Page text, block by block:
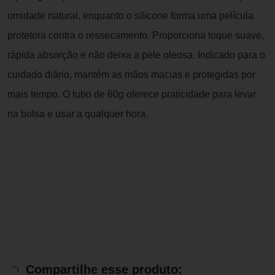
umidade natural, enquanto o silicone forma uma película
protetora contra o ressecamento. Proporciona toque suave,
rápida absorção e não deixa a pele oleosa. Indicado para o
cuidado diário, mantém as mãos macias e protegidas por
mais tempo. O tubo de 60g oferece praticidade para levar
na bolsa e usar a qualquer hora.
Compartilhe esse produto: